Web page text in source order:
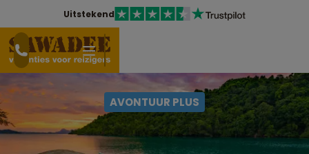
Uitstekend
AVONTUUR PLUS